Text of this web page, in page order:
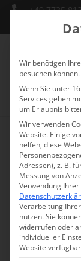
+49 7735
und
Im
die
Energie und
Wir benötigen
besuchen können.
Wenn Sie unter
Services geben
um Erlaubnis
Wir verwenden
Website. Einige
helfen, diese
Adressen), z. B.
Messung von
Verwendung
Verarbeitung
nutzen.Sie
widerrufen oder
individueller
Website